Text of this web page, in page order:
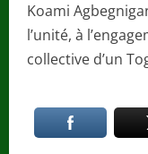
Koami
l’unité, à
collective d’un